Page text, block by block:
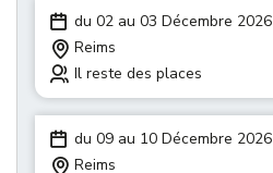
du 02 au 03 Décembre 2026
Reims
Il reste des places
du 09 au 10 Décembre 2026
Reims